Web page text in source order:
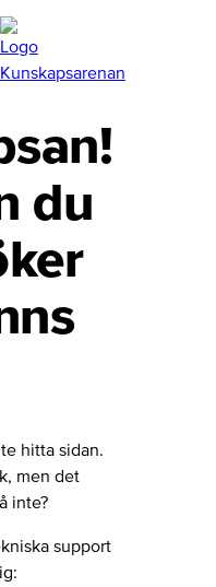
du
hitta sidan.
men det
inte?
support